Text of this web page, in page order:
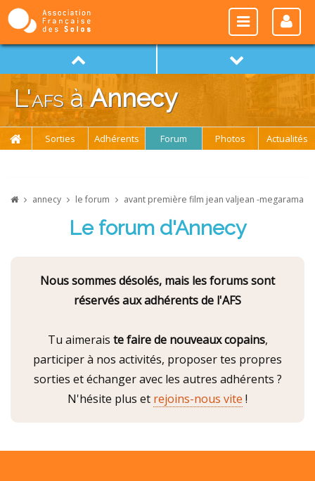
L'afsàAnnecy
Sorties Adhérents Forum Photos Actualités
annecy le forum avant première film jean valjean -megarama
Le forum d'Annecy
Nous sommes désolés, mais les forums sont
réservés aux adhérents de l'AFS
Tu aimerais te faire de nouveaux copains,
participer à nos activités, proposer tes propres
sorties et échanger avec les autres adhérents ?
N'hésite plus et rejoins-nous vite !